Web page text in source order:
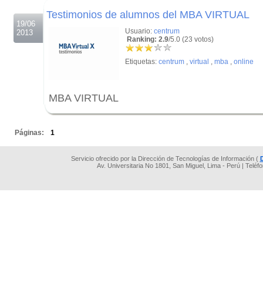
19/06
2013
Testimonios de alumnos del MBA VIRTUAL
Usuario: centrum
Ranking: 2.9/5.0 (23 votos)
Etiquetas: centrum , virtual , mba , online
MBA VIRTUAL
Páginas: 1
Servicio ofrecido por la Dirección de Tecnologías de Información (
Av. Universitaria No 1801, San Miguel, Lima - Perú |